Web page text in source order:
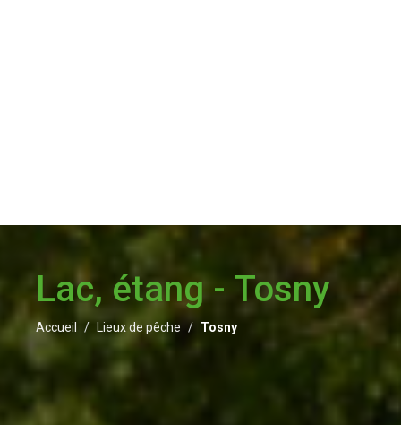
Lac, étang - Tosny
Accueil Lieux de pêche Tosny